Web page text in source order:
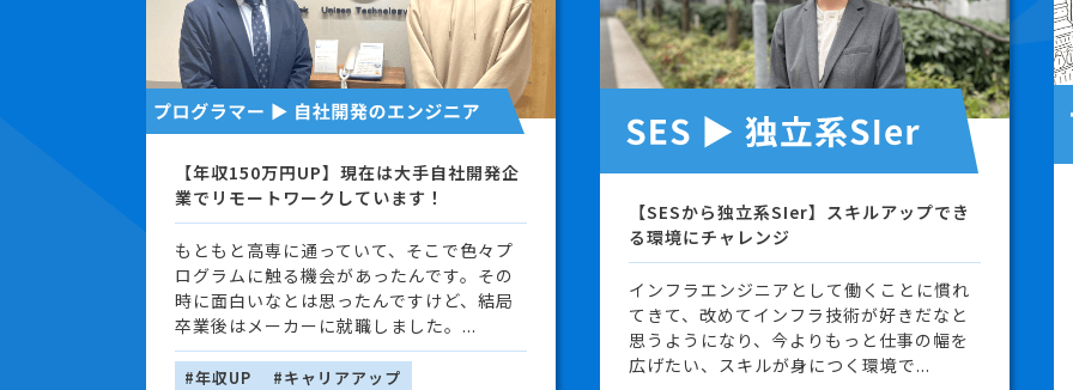
【年収150万円UP】現在は大手自社開発企
業でリモートワークしています！
もともと高専に通っていて、そこで色々プ
ログラムに触る機会があったんです。その
時に面白いなとは思ったんですけど、結局
卒業後はメーカーに就職しました。...
#年収UP
#キャリアアップ
【SESから独立系SIer】スキルアップでき
る環境にチャレンジ
インフラエンジニアとして働くことに慣れ
てきて、改めてインフラ技術が好きだなと
思うようになり、今よりもっと仕事の幅を
広げたい、スキルが身につく環境で...